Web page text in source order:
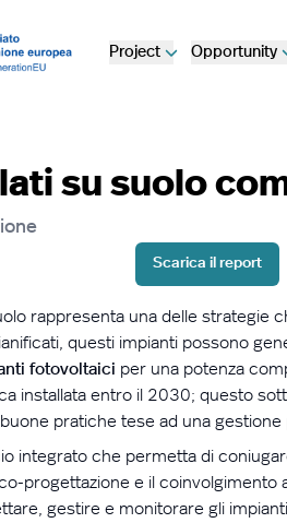
Project Opportunity
su suolo
Scarica il report
rappresenta una delle strategie
questi impianti possono
fotovoltaici per una potenza
installata entro il 2030; questo
pratiche tese ad una
integrato che permetta di
progettazione e il
gestire e monitorare gli